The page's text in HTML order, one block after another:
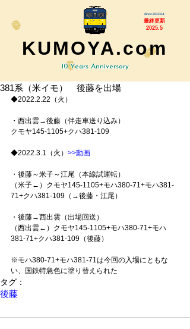
Since 2015.6.1
最終更新
2025.5
KUMOYA.com
10 Years Anniversary
381系（米イモ） 後藤を出場
◆2022.2.22（火）
・西出雲→後藤（伴走車送り込み）
クモヤ145-1105+クハ381-109
◆2022.3.1（火） >>動画
・後藤～米子～江尾（本線試運転）
（米子←）クモヤ145-1105+モハ380-71+モハ381-
71+クハ381-109（→後藤・江尾）
・後藤→西出雲（出場回送）
（西出雲←）クモヤ145-1105+モハ380-71+モハ
381-71+クハ381-109（後藤）
※モハ380-71+モハ381-71は今回の入場にともな
い、国鉄特急色に塗り替えられた
タグ：
後藤